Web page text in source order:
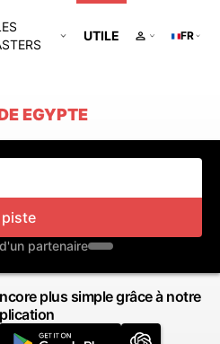
UTILE FR
EGYPTE
piste
partenaire
plus simple grâce à notre